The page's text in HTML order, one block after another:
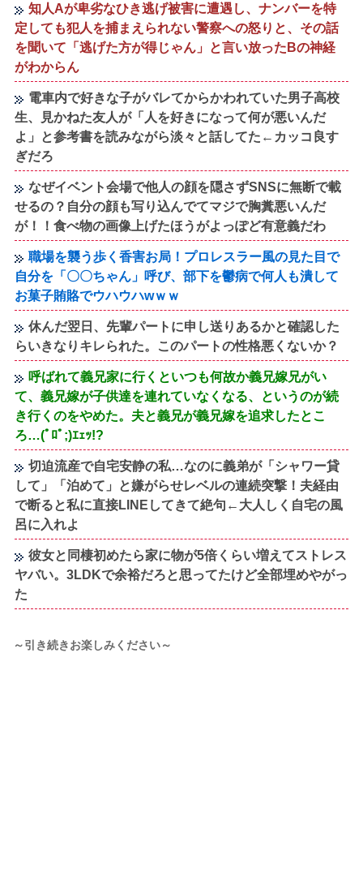
知人Aが卑劣なひき逃げ被害に遭遇し、ナンバーを特
定しても犯人を捕まえられない警察への怒りと、その話
を聞いて「逃げた方が得じゃん」と言い放ったBの神経
がわからん
電車内で好きな子がバレてからかわれていた男子高校
生、見かねた友人が「人を好きになって何が悪いんだ
よ」と参考書を読みながら淡々と話してた←カッコ良す
ぎだろ
なぜイベント会場で他人の顔を隠さずSNSに無断で載
せるの？自分の顔も写り込んでてマジで胸糞悪いんだ
が！！食べ物の画像上げたほうがよっぽど有意義だわ
職場を襲う歩く香害お局！プロレスラー風の見た目で
自分を「〇〇ちゃん」呼び、部下を鬱病で何人も潰して
お菓子賄賂でウハウハwｗｗ
休んだ翌日、先輩パートに申し送りあるかと確認した
らいきなりキレられた。このパートの性格悪くないか？
呼ばれて義兄家に行くといつも何故か義兄嫁兄がい
て、義兄嫁が子供達を連れていなくなる、というのが続
き行くのをやめた。夫と義兄が義兄嫁を追求したとこ
ろ…(ﾟﾛﾟ;)ｴｪｯ!?
切迫流産で自宅安静の私…なのに義弟が「シャワー貸
して」「泊めて」と嫌がらせレベルの連続突撃！夫経由
で断ると私に直接LINEしてきて絶句←大人しく自宅の風
呂に入れよ
彼女と同棲初めたら家に物が5倍くらい増えてストレス
ヤバい。3LDKで余裕だろと思ってたけど全部埋めやがっ
た
～引き続きお楽しみください～